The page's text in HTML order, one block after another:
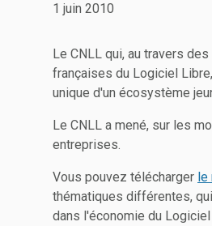
1 juin 2010
Le CNLL qui, au travers
françaises du Logiciel
unique d'un écosystème
Le CNLL a mené, sur les
entreprises.
Vous pouvez télécharger le
thématiques différentes,
dans l'économie du